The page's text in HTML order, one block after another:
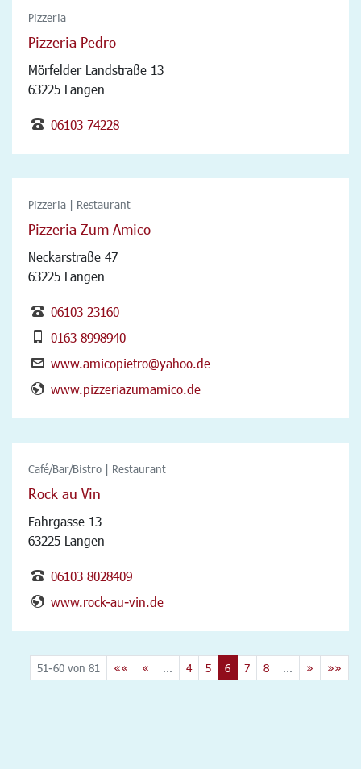
Pizzeria
Pizzeria Pedro
Mörfelder Landstraße 13
63225 Langen
06103 74228
Pizzeria | Restaurant
Pizzeria Zum Amico
Neckarstraße 47
63225 Langen
06103 23160
0163 8998940
www.amicopietro@yahoo.de
www.pizzeriazumamico.de
Café/Bar/Bistro | Restaurant
Rock au Vin
Fahrgasse 13
63225 Langen
06103 8028409
www.rock-au-vin.de
51-60 von 81 «« « ... 4 5 6 7 8 ... » »»